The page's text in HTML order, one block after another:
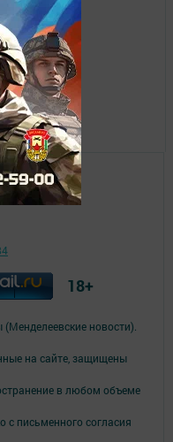
новости).
на сайте, защищены
в любом объеме
с письменного согласия
18+